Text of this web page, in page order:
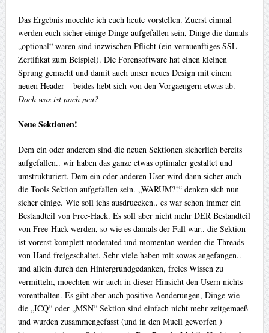
Das Ergebnis moechte ich euch heute vorstellen. Zuerst einmal
werden euch sicher einige Dinge aufgefallen sein, Dinge die damals
„optional“ waren sind inzwischen Pflicht (ein vernuenftiges SSL
Zertifikat zum Beispiel). Die Forensoftware hat einen kleinen
Sprung gemacht und damit auch unser neues Design mit einem
neuen Header – beides hebt sich von den Vorgaengern etwas ab.
Doch was ist noch neu?
Neue Sektionen!
Dem ein oder anderem sind die neuen Sektionen sicherlich bereits
aufgefallen.. wir haben das ganze etwas optimaler gestaltet und
umstrukturiert. Dem ein oder anderen User wird dann sicher auch
die Tools Sektion aufgefallen sein. „WARUM?!“ denken sich nun
sicher einige. Wie soll ichs ausdruecken.. es war schon immer ein
Bestandteil von Free-Hack. Es soll aber nicht mehr DER Bestandteil
von Free-Hack werden, so wie es damals der Fall war.. die Sektion
ist vorerst komplett moderated und momentan werden die Threads
von Hand freigeschaltet. Sehr viele haben mit sowas angefangen..
und allein durch den Hintergrundgedanken, freies Wissen zu
vermitteln, moechten wir auch in dieser Hinsicht den Usern nichts
vorenthalten. Es gibt aber auch positive Aenderungen, Dinge wie
die „ICQ“ oder „MSN“ Sektion sind einfach nicht mehr zeitgemaeß
und wurden zusammengefasst (und in den Muell geworfen )